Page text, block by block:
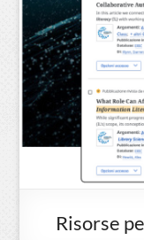
Risorse